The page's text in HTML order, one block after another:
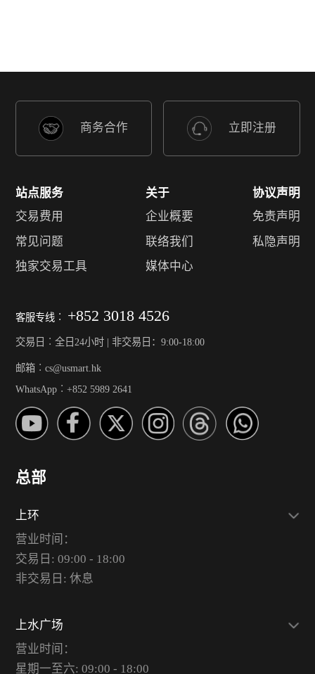
商务合作 立即注册
站点服务
交易费用
常见问题
独家交易工具
关于
企业概要
联络我们
媒体中心
协议声明
免责声明
私隐声明
客服专线︰ +852 3018 4526
交易日︰全日24小时 | 非交易日：9:00-18:00
邮箱︰cs@usmart.hk
WhatsApp︰+852 5989 2641
总部
上环
营业时间：
交易日: 09:00 - 18:00
非交易日: 休息
上水广场
营业时间：
星期一至六: 09:00 - 18:00